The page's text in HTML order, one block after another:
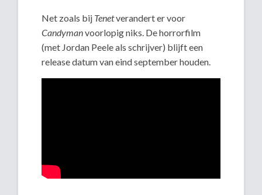
Net zoals bij Tenetverandert er voor
Candymanvoorlopig niks. De horrorfilm
(met Jordan Peele als schrijver) blijft een
release datum van eind september houden.